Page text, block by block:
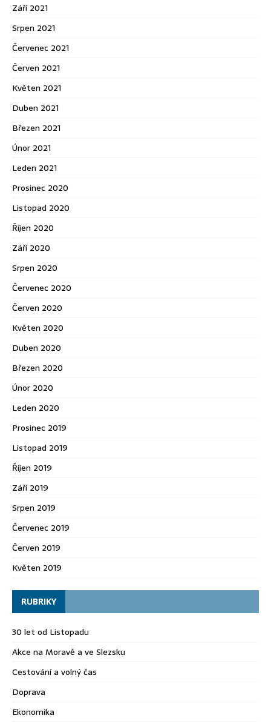
Září 2021
Srpen 2021
Červenec 2021
Červen 2021
Květen 2021
Duben 2021
Březen 2021
Únor 2021
Leden 2021
Prosinec 2020
Listopad 2020
Říjen 2020
Září 2020
Srpen 2020
Červenec 2020
Červen 2020
Květen 2020
Duben 2020
Březen 2020
Únor 2020
Leden 2020
Prosinec 2019
Listopad 2019
Říjen 2019
Září 2019
Srpen 2019
Červenec 2019
Červen 2019
Květen 2019
RUBRIKY
30 let od Listopadu
Akce na Moravě a ve Slezsku
Cestování a volný čas
Doprava
Ekonomika